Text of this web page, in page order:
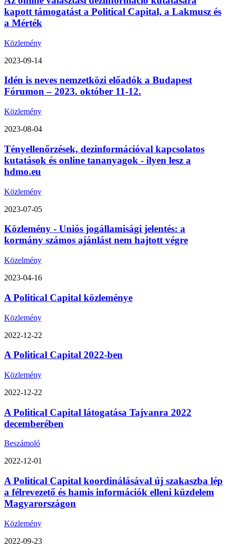
kapott támogatást a Political Capital, a Lakmusz és
a Mérték
Közlemény
2023-09-14
Idén is neves nemzetközi előadók a Budapest
Fórumon – 2023. október 11-12.
Közlemény
2023-08-04
Tényellenőrzések, dezinformációval kapcsolatos
kutatások és online tananyagok - ilyen lesz a
hdmo.eu
Közlemény
2023-07-05
Közlemény - Uniós jogállamisági jelentés: a
kormány számos ajánlást nem hajtott végre
Közelmény
2023-04-16
A Political Capital közleménye
Közlemény
2022-12-22
A Political Capital 2022-ben
Közlemény
2022-12-22
A Political Capital látogatása Tajvanra 2022
decemberében
Beszámoló
2022-12-01
A Political Capital koordinálásával új szakaszba lép
a félrevezető és hamis információk elleni küzdelem
Magyarországon
Közlemény
2022-09-23